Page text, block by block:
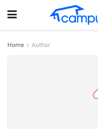
Home Author